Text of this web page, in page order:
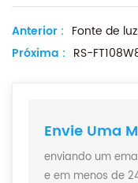
Anterior : Fonte de
Próxima : RS-
Envie Uma
enviando um
e em menos de